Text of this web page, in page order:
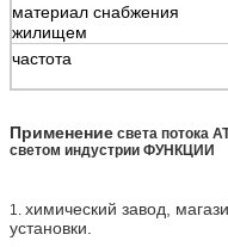
материал снабжения
жилищем
частота
Применение света потока
светом индустрии ФУНКЦИИ
1. химический завод,
установки.